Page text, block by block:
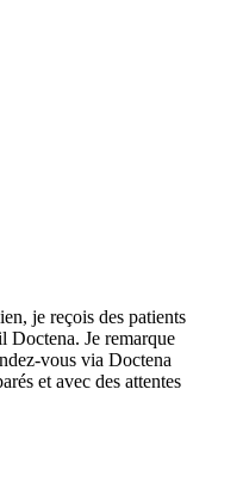
je reçois des patients
Doctena. Je remarque
vous via Doctena
et avec des attentes